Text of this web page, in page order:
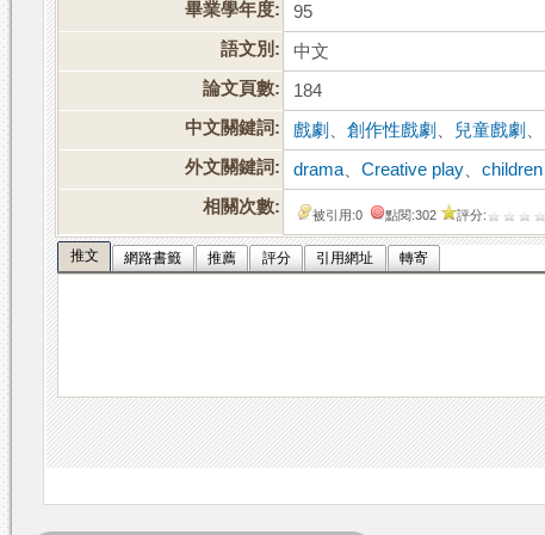
畢業學年度:
95
語文別:
中文
論文頁數:
184
中文關鍵詞:
戲劇 、創作性戲劇 兒童戲劇
外文關鍵詞:
drama 、Creative play 、children
相關次數:
被引用:0 點閱:302 評分:
推文 網路書籤 推薦 評分 引用網址 轉寄